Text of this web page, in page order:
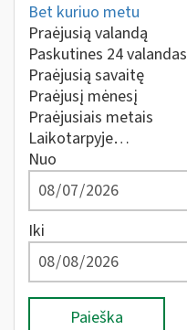
Bet kuriuo metu
Praėjusią valandą
Paskutines 24 valandas
Praėjusią savaitę
Praėjusį mėnesį
Praėjusiais metais
Laikotarpyje…
Nuo
Iki
Paieška